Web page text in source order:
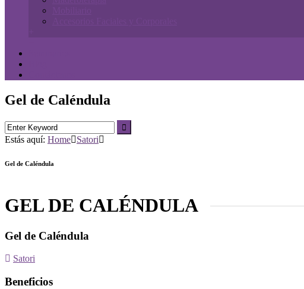
Gel de Caléndula
Estás aquí: Home Satori
Gel de Caléndula
GEL DE CALÉNDULA
Gel de Caléndula
Satori
Beneficios